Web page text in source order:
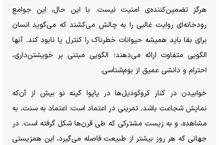
هرگز تضمین‌کننده‌ی امنیت نیست. با این حال، این جوامع
رودخانه‌ای روایت غالبی را به چالش می‌کشند که می‌گوید انسان
برای بقا باید همیشه حیوانات خطرناک را کنترل یا نابود کند. آنها
الگویی متفاوت ارائه می‌دهند؛ الگویی مبتنی بر خویشتن‌داری،
احترام و دانشی عمیق از بوم‌شناسی.
خوابیدن در کنار کروکودیل‌ها در پاپوا گینه نو بیش از آن‌که
نمایش شجاعت باشد، تمرینی در اعتماد است: اعتماد به سنت، به
مشاهده، و به زیست مشترکی که طی قرن‌ها شکل گرفته است. در
جهانی که هر روز بیشتر از طبیعت فاصله می‌گیرد، این همزیستی